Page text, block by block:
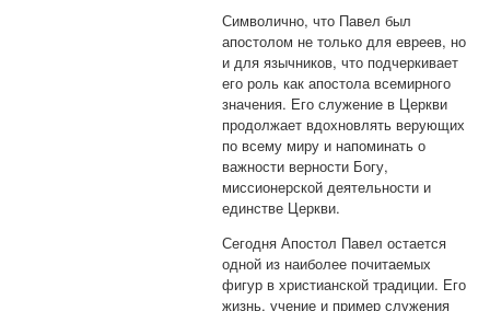
Символично, что Павел был
апостолом не только для евреев, но
и для язычников, что подчеркивает
его роль как апостола всемирного
значения. Его служение в Церкви
продолжает вдохновлять верующих
по всему миру и напоминать о
важности верности Богу,
миссионерской деятельности и
единстве Церкви.
Сегодня Апостол Павел остается
одной из наиболее почитаемых
фигур в христианской традиции. Его
жизнь, учение и пример служения